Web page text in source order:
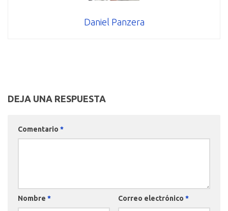
Daniel Panzera
DEJA UNA RESPUESTA
Comentario *
Nombre * Correo electrónico *